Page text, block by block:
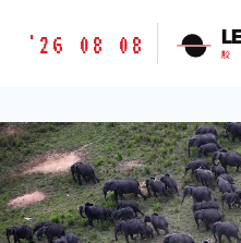
胶
味
道
LETSFILM
'26 08 08 胶